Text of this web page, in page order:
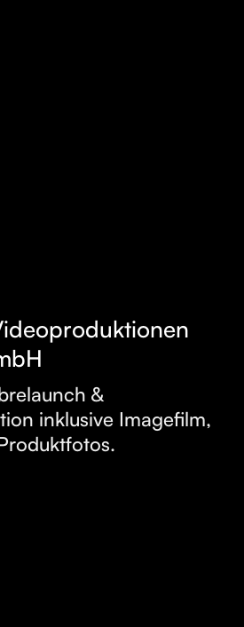
&
inklusive Imagefilm,